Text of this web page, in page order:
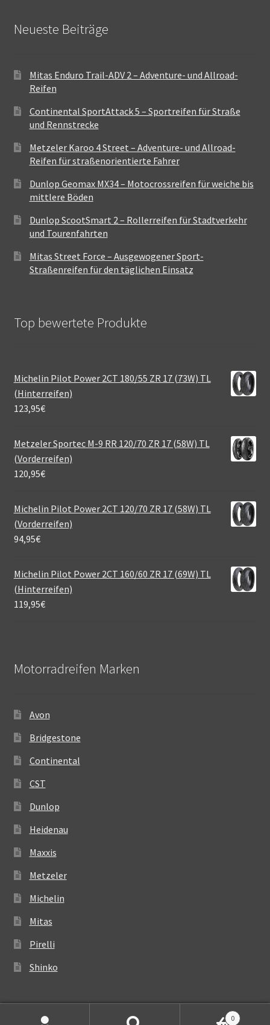
Neueste Beiträge
Mitas Enduro Trail-ADV 2 – Adventure- und Allroad-
Reifen
Continental SportAttack 5 – Sportreifen für Straße
und Rennstrecke
Metzeler Karoo 4 Street – Adventure- und Allroad-
Reifen für straßenorientierte Fahrer
Dunlop Geomax MX34 – Motocrossreifen für weiche bis
mittlere Böden
Dunlop ScootSmart 2 – Rollerreifen für Stadtverkehr
und Tourenfahrten
Mitas Street Force – Ausgewogener Sport-
Straßenreifen für den täglichen Einsatz
Top bewertete Produkte
Michelin Pilot Power 2CT 180/55 ZR 17 (73W) TL
(Hinterreifen)
123,95€
Metzeler Sportec M-9 RR 120/70 ZR 17 (58W) TL
(Vorderreifen)
120,95€
Michelin Pilot Power 2CT 120/70 ZR 17 (58W) TL
(Vorderreifen)
94,95€
Michelin Pilot Power 2CT 160/60 ZR 17 (69W) TL
(Hinterreifen)
119,95€
Motorradreifen Marken
Avon
Bridgestone
Continental
CST
Dunlop
Heidenau
Maxxis
Metzeler
Michelin
Mitas
Pirelli
Shinko
0